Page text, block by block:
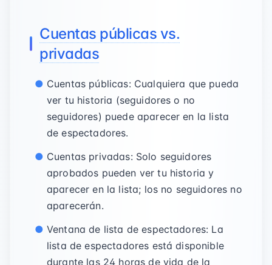
Cuentas públicas vs.
privadas
Cuentas públicas: Cualquiera que pueda
ver tu historia (seguidores o no
seguidores) puede aparecer en la lista
de espectadores.
Cuentas privadas: Solo seguidores
aprobados pueden ver tu historia y
aparecer en la lista; los no seguidores no
aparecerán.
Ventana de lista de espectadores: La
lista de espectadores está disponible
durante las 24 horas de vida de la